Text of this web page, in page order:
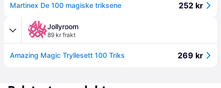
Martinex De 100 magiske triksene 252 kr
Jollyroom
89 kr frakt
Amazing Magic Tryllesett 100 Triks 269 kr